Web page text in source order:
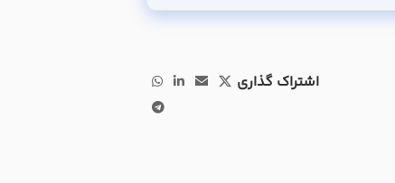
اشتراک گذاری